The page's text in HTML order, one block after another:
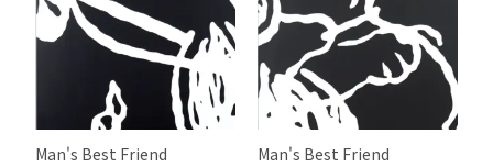
Man's Best Friend Man's Best Friend